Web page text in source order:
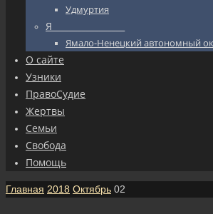
Удмуртия
Я_________________
Ямало-Ненецкий автономный
О сайте
Узники
ПравоСудие
Жертвы
Семьи
Свобода
Помощь
Главная 2018 Октябрь 02